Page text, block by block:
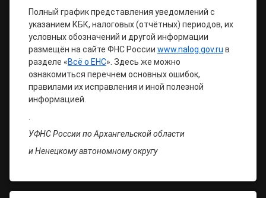
Полный график представления уведомлений с
указанием КБК, налоговых (отчётных) периодов, их
условных обозначений и другой информации
размещён на сайте ФНС России www.nalog.gov.ru в
разделе «Всё о ЕНС». Здесь же можно
ознакомиться перечнем основных ошибок,
правилами их исправления и иной полезной
информацией.
УФНС России по Архангельской области
и Ненецкому автономному округу